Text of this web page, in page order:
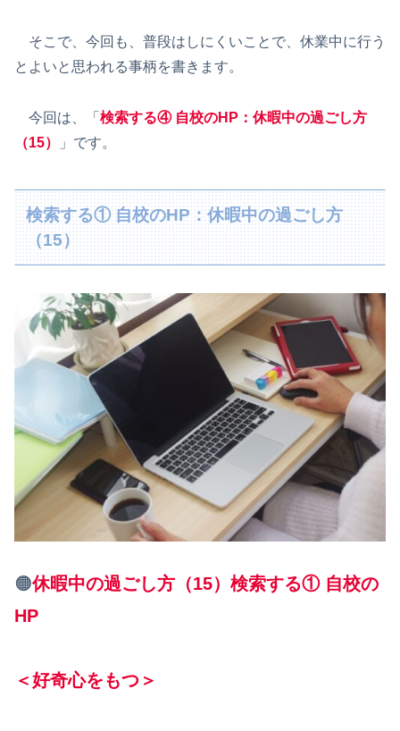
そこで、今回も、普段はしにくいことで、休業中に行う
とよいと思われる事柄を書きます。
今回は、「 検索する④ 自校のHP ：休暇中の過ごし方
（15）
」です。
検索する① 自校のHP：休暇中の過ごし方
（15）
🟠休暇中の過ごし方（15）検索する① 自校の
HP
＜好奇心をもつ＞